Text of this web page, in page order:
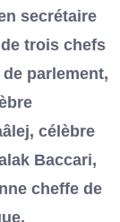
secrétaire
trois chefs
parlement,
célèbre
Baccari,
cheffe de